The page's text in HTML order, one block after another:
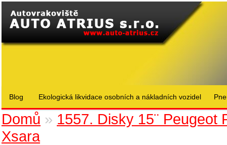
Blog Ekologická likvidace osobních a nákladních vozidel
Domů » 1557. Disky 15¨ Peugeot
Xsara